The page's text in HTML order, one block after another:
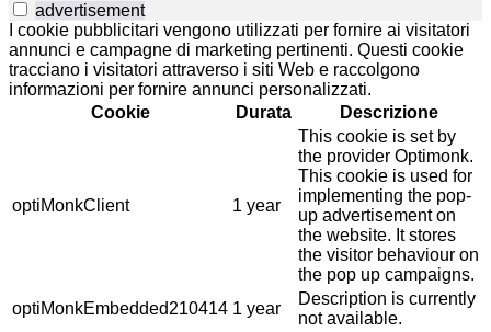
advertisement
I cookie pubblicitari vengono utilizzati per fornire ai visitatori
annunci e campagne di marketing pertinenti. Questi cookie
tracciano i visitatori attraverso i siti Web e raccolgono
informazioni per fornire annunci personalizzati.
Cookie
Durata Descrizione
optiMonkClient 1 year
This cookie is set by
the provider Optimonk.
This cookie is used for
implementing the pop-
up advertisement on
the website. It stores
the visitor behaviour on
the pop up campaigns.
optiMonkEmbedded210414 1 year
Description is currently
not available.